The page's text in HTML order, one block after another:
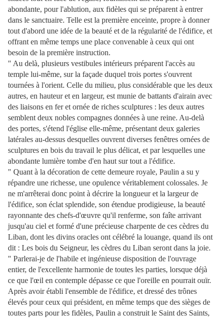
abondante, pour l'ablution, aux fidèles qui se préparent à entrer
dans le sanctuaire. Telle est la première enceinte, propre à donner
tout d'abord une idée de la beauté et de la régularité de l'édifice, et
offrant en même temps une place convenable à ceux qui ont
besoin de la première instruction.
" Au delà, plusieurs vestibules intérieurs préparent l'accès au
temple lui-même, sur la façade duquel trois portes s'ouvrent
tournées à l'orient. Celle du milieu, plus considérable que les deux
autres, en hauteur et en largeur, est munie de battants d'airain avec
des liaisons en fer et ornée de riches sculptures : les deux autres
semblent deux nobles compagnes données à une reine. Au-delà
des portes, s'étend l'église elle-même, présentant deux galeries
latérales au-dessus desquelles ouvrent diverses fenêtres ornées de
sculptures en bois du travail le plus délicat, et par lesquelles une
abondante lumière tombe d'en haut sur tout a l'édifice.
" Quant à la décoration de cette demeure royale, Paulin a su y
répandre une richesse, une opulence véritablement colossales. Je
ne m'arrêterai donc point à décrire la longueur et la largeur de
l'édifice, son éclat splendide, son étendue prodigieuse, la beauté
rayonnante des chefs-d'œuvre qu'il renferme, son faîte arrivant
jusqu'au ciel et formé d'une précieuse charpente de ces cèdres du
Liban, dont les divins oracles ont célébré la louange, quand ils ont
dit : Les bois du Seigneur, les cèdres du Liban seront dans la joie.
" Parlerai-je de l'habile et ingénieuse disposition de l'ouvrage
entier, de l'excellente harmonie de toutes les parties, lorsque déjà
ce que l'œil en contemple dépasse ce que l'oreille en pourrait ouïr.
Après avoir établi l'ensemble de l'édifice, et dressé des trônes
élevés pour ceux qui président, en même temps que des sièges de
toutes parts pour les fidèles, Paulin a construit le Saint des Saints,